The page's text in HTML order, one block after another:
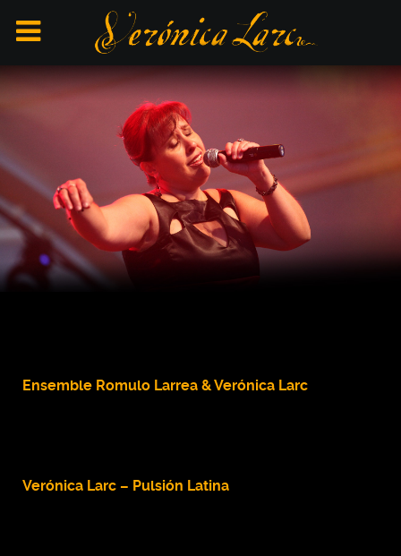
Ensemble Romulo Larrea & Verónica Larc
Verónica Larc – Pulsión Latina